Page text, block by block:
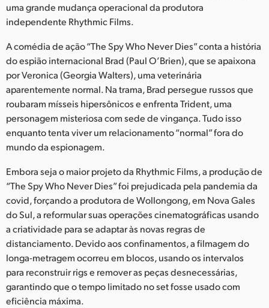
Malaysia
New Zealand
Norway
Poland
Portugal
Singapore
Spain
Sweden
Chinese Taipei
Turkey
uma grande mudança operacional da produtora
independente Rhythmic Films.
A comédia de ação “The Spy Who Never Dies” conta a história
do espião internacional Brad (Paul O’Brien), que se apaixona
por Veronica (Georgia Walters), uma veterinária
aparentemente normal. Na trama, Brad persegue russos que
roubaram mísseis hipersônicos e enfrenta Trident, uma
personagem misteriosa com sede de vingança. Tudo isso
enquanto tenta viver um relacionamento “normal” fora do
mundo da espionagem.
Embora seja o maior projeto da Rhythmic Films, a produção de
“The Spy Who Never Dies” foi prejudicada pela pandemia da
covid, forçando a produtora de Wollongong, em Nova Gales
do Sul, a reformular suas operações cinematográficas usando
a criatividade para se adaptar às novas regras de
distanciamento. Devido aos confinamentos, a filmagem do
longa-metragem ocorreu em blocos, usando os intervalos
para reconstruir rigs e remover as peças desnecessárias,
garantindo que o tempo limitado no set fosse usado com
eficiência máxima.